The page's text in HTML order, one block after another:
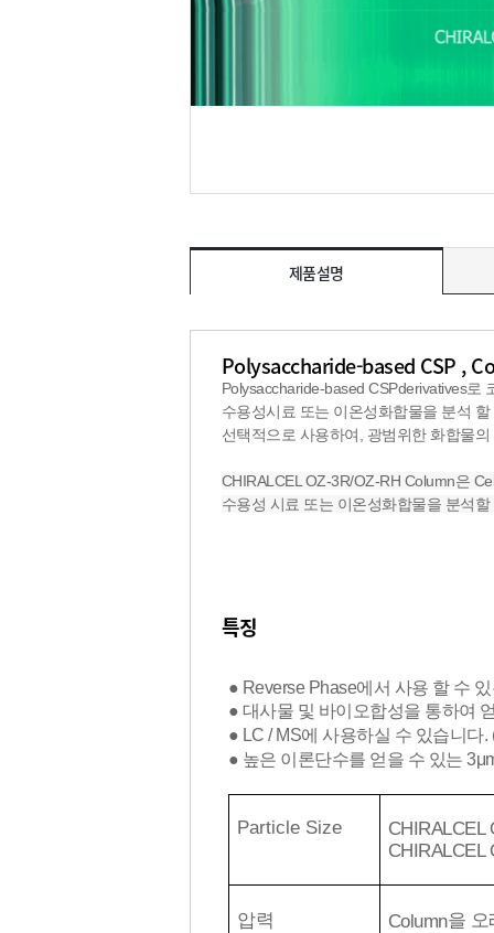
제품설명
Polysaccharide-based CSP ,
Polysaccharide-based CSPderivatives로
수용성시료 또는 이온성화합물을 분석
선택적으로 사용하여, 광범위한 화합물
CHIRALCEL OZ-3R/OZ-RH Column은
수용성 시료 또는 이온성화합물을 분석
특징
● Reverse Phase에서 사용 할 수
● 대사물 및 바이오합성을 통하여
● LC / MS에 사용하실 수 있습니다.
● 높은 이론단수를 얻을 수 있는
Particle Size
CHIRALCEL
CHIRALCEL
압력 Column을 오